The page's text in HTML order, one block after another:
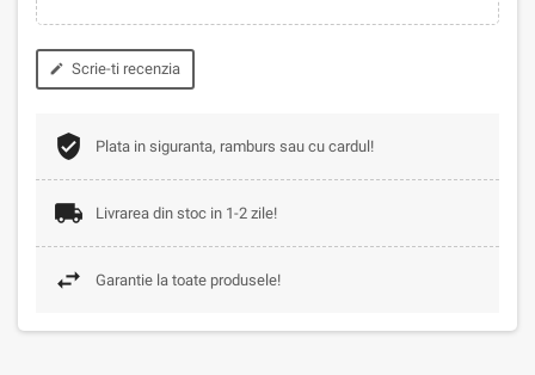
edit Scrie-ti recenzia
Plata in siguranta, ramburs sau cu cardul!
Livrarea din stoc in 1-2 zile!
Garantie la toate produsele!